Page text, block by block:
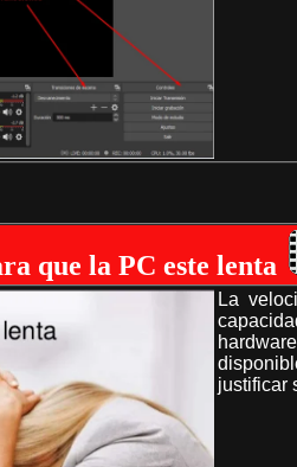
que la PC este lenta
La
justificar